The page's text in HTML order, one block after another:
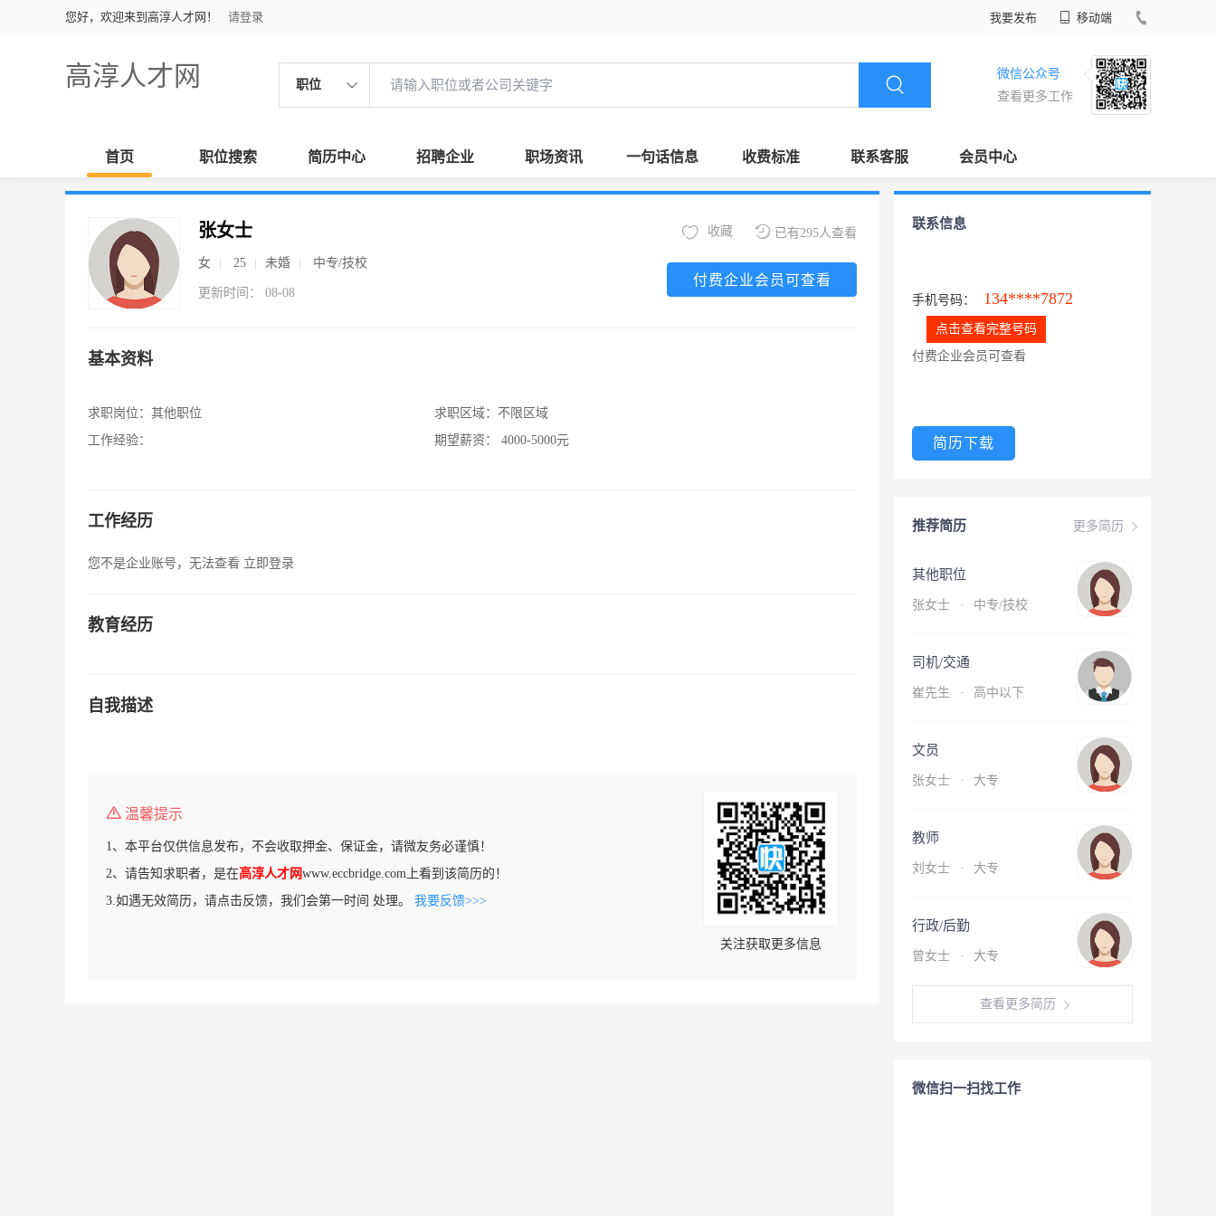
您好，欢迎来到高淳人才网！ 请登录 我要发布 移动端
高淳人才网 职位
微信公众号
查看更多工作
首页 职位搜索 简历中心 招聘企业 职场资讯 一句话信息 收费标准 联系客服 会员中心
张女士
女 25 未婚 中专/技校
更新时间： 08-08
已有295人查看
收藏
付费企业会员可查看
基本资料
求职岗位： 其他职位
工作经验：
求职区域： 不限区域
期望薪资：
4000-5000元
工作经历
您不是企业账号，无法查看 立即登录
教育经历
自我描述
温馨提示
1、本平台仅供信息发布，不会收取押金、保证金，请微友务必谨慎！
2、请告知求职者，是在高淳人才网www.eccbridge.com上看到该简历的！
3.如遇无效简历，请点击反馈，我们会第一时间 处理。 我要反馈>>>
关注获取更多信息
联系信息
手机号码： 134****7872
点击查看完整号码
付费企业会员可查看
简历下载
更多简历
推荐简历
其他职位
张女士 · 中专/技校
司机/交通
崔先生 · 高中以下
文员
张女士 · 大专
教师
刘女士 · 大专
行政/后勤
曾女士 · 大专
查看更多简历
微信扫一扫找工作